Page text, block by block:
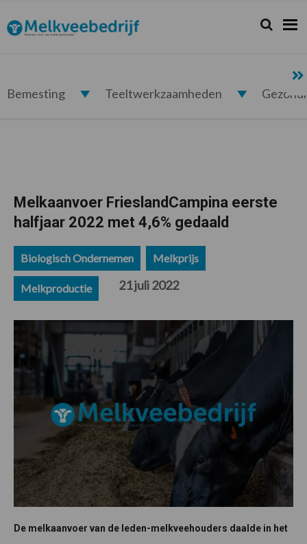
de
hoofdnavigatie
de
hoofd
de
eerste
de
voettekst
Melkveebedrijf.nl Zoeken...
Zoek
Bemesting Teeltwerkzaamheden
Melkaanvoer FrieslandCampina eerste
halfjaar 2022 met 4,6% gedaald
Biologisch Ondernemen Melkprijs
Melkproductie 21 juli 2022
De melkaanvoer van de leden-melkveehouders daalde in het